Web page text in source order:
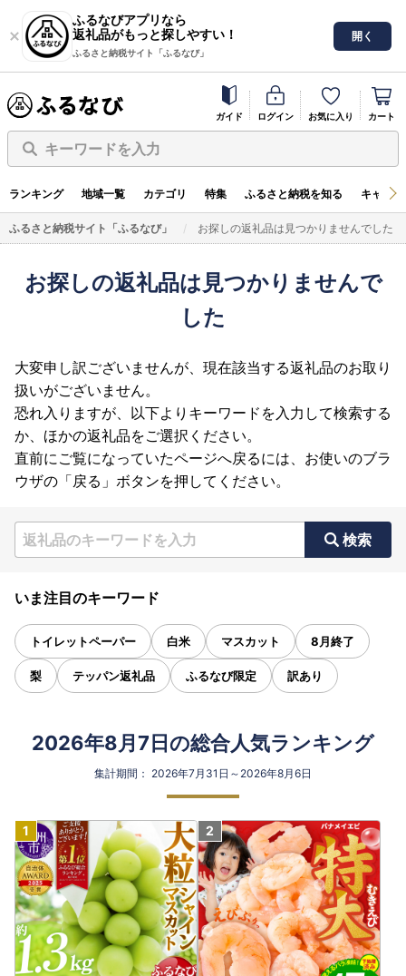
ふるなびアプリなら
返礼品がもっと探しやすい！
ふるさと納税サイト「ふるなび」
開く
ガイド ログイン お気に入り カート
キーワードを入力
ランキング 地域一覧 カテゴリ 特集 ふるさと納税を知る キャン
ふるさと納税サイト「ふるなび」 お探しの返礼品は見つかりませんでした
お探しの返礼品は見つかりませんで
した
大変申し訳ございませんが、現在該当する返礼品のお取り
扱いがございません。
恐れ入りますが、以下よりキーワードを入力して検索する
か、ほかの返礼品をご選択ください。
直前にご覧になっていたページへ戻るには、お使いのブラ
ウザの「戻る」ボタンを押してください。
検索
いま注目のキーワード
トイレットペーパー 白米 マスカット 8月終了
梨 テッパン返礼品 ふるなび限定 訳あり
2026年8月7日の総合人気ランキング
集計期間： 2026年7月31日～2026年8月6日